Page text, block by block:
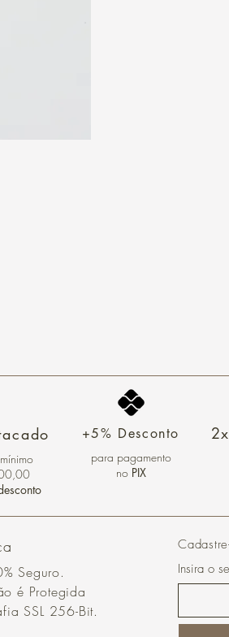
+5% Desconto
para pagamento
no PIX
Seguro.
é Protegida
SSL 256-Bit.
Insira o